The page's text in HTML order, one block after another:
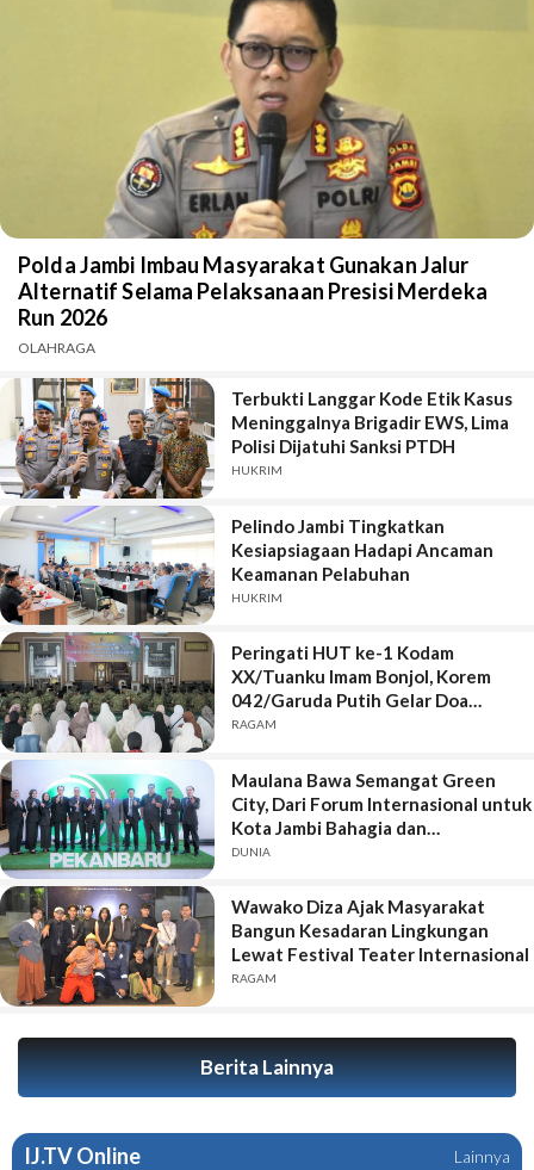
Polda Jambi Imbau Masyarakat Gunakan Jalur
Alternatif Selama Pelaksanaan Presisi Merdeka
Run 2026
OLAHRAGA
Terbukti Langgar Kode Etik Kasus
Meninggalnya Brigadir EWS, Lima
Polisi Dijatuhi Sanksi PTDH
HUKRIM
Pelindo Jambi Tingkatkan
Kesiapsiagaan Hadapi Ancaman
Keamanan Pelabuhan
HUKRIM
Peringati HUT ke-1 Kodam
XX/Tuanku Imam Bonjol, Korem
042/Garuda Putih Gelar Doa
Bersama
RAGAM
Maulana Bawa Semangat Green
City, Dari Forum Internasional untuk
Kota Jambi Bahagia dan
Berkelanjutan
DUNIA
Wawako Diza Ajak Masyarakat
Bangun Kesadaran Lingkungan
Lewat Festival Teater Internasional
RAGAM
Berita Lainnya
IJ.TV Online Lainnya